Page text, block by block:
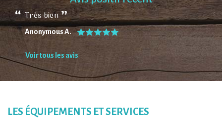
Très bien
Anonymous A.
Voir tous les avis
LES ÉQUIPEMENTS ET SERVICES